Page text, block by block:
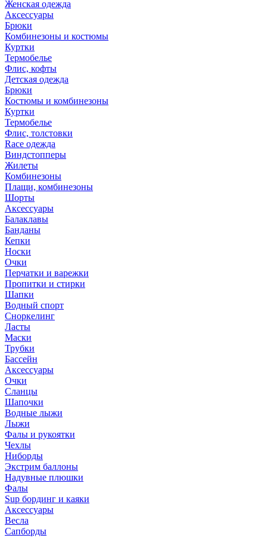
Женская одежда
Аксессуары
Брюки
Комбинезоны и костюмы
Куртки
Термобелье
Флис, кофты
Детская одежда
Брюки
Костюмы и комбинезоны
Куртки
Термобелье
Флис, толстовки
Race одежда
Виндстопперы
Жилеты
Комбинезоны
Плащи, комбинезоны
Шорты
Аксессуары
Балаклавы
Банданы
Кепки
Носки
Очки
Перчатки и варежки
Пропитки и стирки
Шапки
Водный спорт
Сноркелинг
Ласты
Маски
Трубки
Бассейн
Аксессуары
Очки
Сланцы
Шапочки
Водные лыжи
Лыжи
Фалы и рукоятки
Чехлы
Ниборды
Экстрим баллоны
Надувные плюшки
Фалы
Sup бординг и каяки
Аксессуары
Весла
Сапборды